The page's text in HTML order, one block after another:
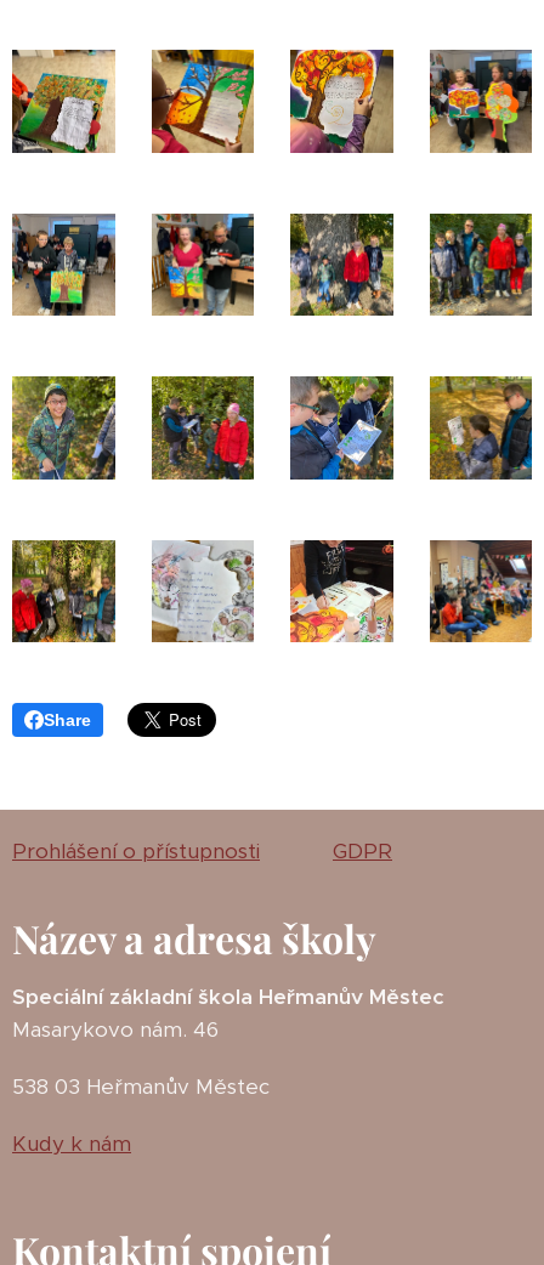
Share
Prohlášení o přístupnosti GDPR
Název a adresa školy
Speciální základní škola Heřmanův Městec
Masarykovo nám. 46
538 03 Heřmanův Městec
Kudy k nám
Kontaktní spojení